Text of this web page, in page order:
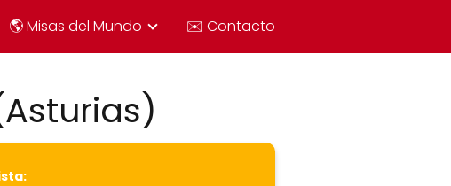
🌎 Misas del Mundo ✉️ Contacto